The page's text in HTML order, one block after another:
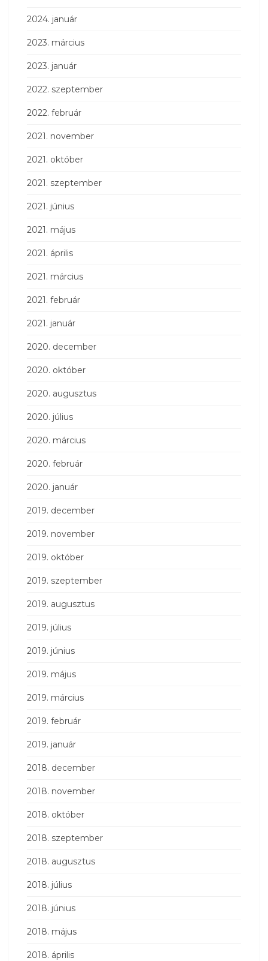
2024. január
2023. március
2023. január
2022. szeptember
2022. február
2021. november
2021. október
2021. szeptember
2021. június
2021. május
2021. április
2021. március
2021. február
2021. január
2020. december
2020. október
2020. augusztus
2020. július
2020. március
2020. február
2020. január
2019. december
2019. november
2019. október
2019. szeptember
2019. augusztus
2019. július
2019. június
2019. május
2019. március
2019. február
2019. január
2018. december
2018. november
2018. október
2018. szeptember
2018. augusztus
2018. július
2018. június
2018. május
2018. április